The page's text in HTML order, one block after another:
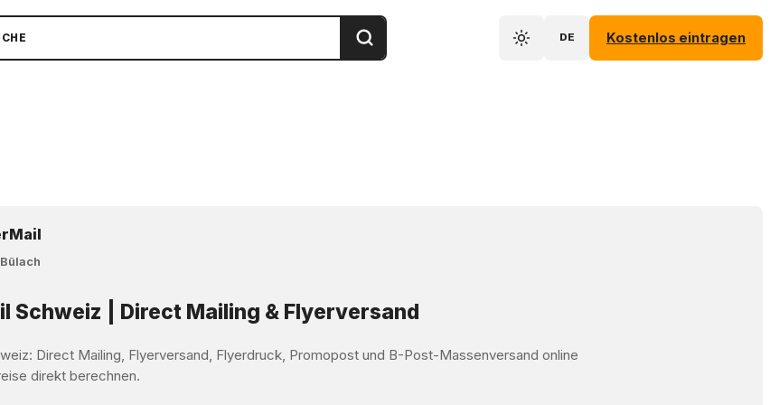
DE Kostenlos eintragen
Schweiz | Direct Mailing & Flyerversand
Direct Mailing, Flyerversand, Flyerdruck, Promopost und B-Post-Massenversand online
direkt berechnen.